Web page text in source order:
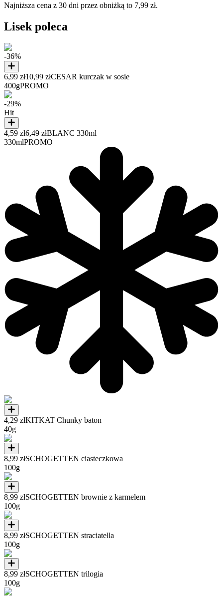
Najniższa cena z 30 dni przez obniżką to 7,99 zł.
Lisek poleca
-36%
6,99 zł10,99 złCESAR kurczak w sosie
400gPROMO
-29%
Hit
4,59 zł6,49 złBLANC 330ml
330mlPROMO
4,29 złKITKAT Chunky baton
40g
8,99 złSCHOGETTEN ciasteczkowa
100g
8,99 złSCHOGETTEN brownie z karmelem
100g
8,99 złSCHOGETTEN straciatella
100g
8,99 złSCHOGETTEN trilogia
100g